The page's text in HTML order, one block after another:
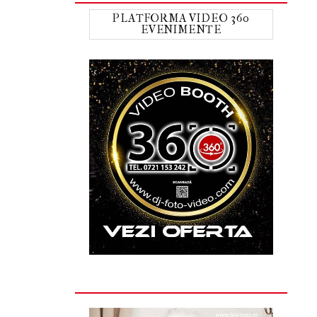
PLATFORMA VIDEO 360
EVENIMENTE